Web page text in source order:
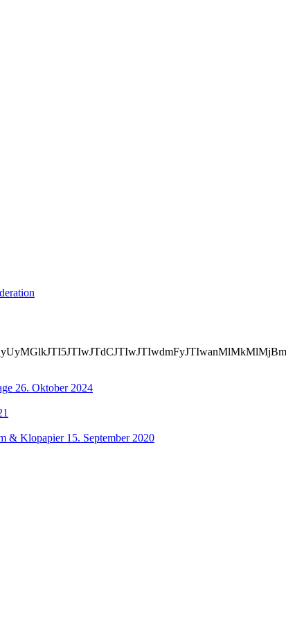
26. Oktober 2024
& Klopapier 15. September 2020